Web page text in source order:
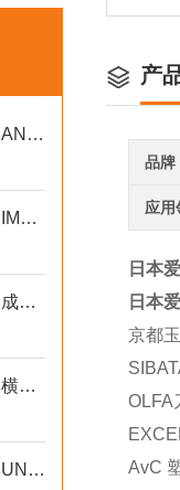
到货！京都玉崎深圳仓库到货日本AND 电子秤HV-60KCEP
到货！京都玉崎深圳仓库到货日本IMADA 推拉力计 DST-20N
到货！京都玉崎深圳仓库到货日本成茂锻针仪MF2
到货！京都玉崎深圳仓库到货日本横河 电导率仪传感器 SC8SG-R31-T-305-P1-A
到货！京都玉崎深圳仓库到货日本UNITTA音波式皮带张力计U-550替换U-508
产
品牌
应用
日本
日本
京都
OLFA
AvC